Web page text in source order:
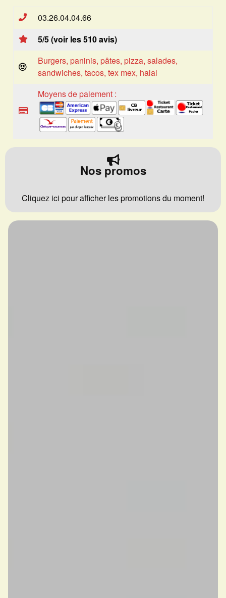
03.26.04.04.66
5/5 (voir les 510 avis)
Burgers, paninis, pâtes, pizza, salades,
sandwiches, tacos, tex mex, halal
Moyens de paiement :
Nos promos
Cliquez ici pour afficher les promotions du moment!